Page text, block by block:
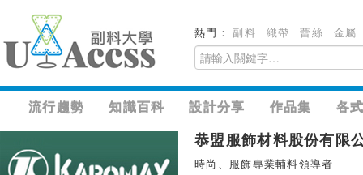
熱門：副料 織帶 蕾絲 金屬
流行趨勢 知識百科 設計分享 作品集 各
恭盟服飾材料股份有限
時尚、服飾專業輔料領導者